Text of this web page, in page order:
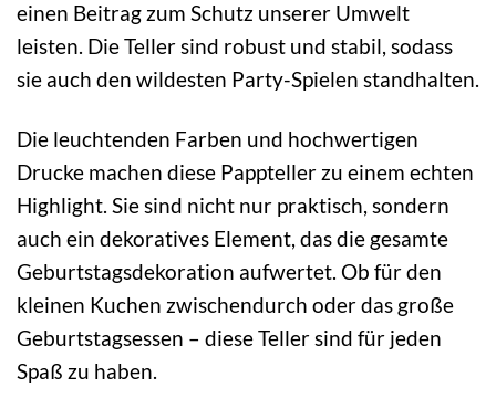
einen Beitrag zum Schutz unserer Umwelt
leisten. Die Teller sind robust und stabil, sodass
sie auch den wildesten Party-Spielen standhalten.
Die leuchtenden Farben und hochwertigen
Drucke machen diese Pappteller zu einem echten
Highlight. Sie sind nicht nur praktisch, sondern
auch ein dekoratives Element, das die gesamte
Geburtstagsdekoration aufwertet. Ob für den
kleinen Kuchen zwischendurch oder das große
Geburtstagsessen – diese Teller sind für jeden
Spaß zu haben.